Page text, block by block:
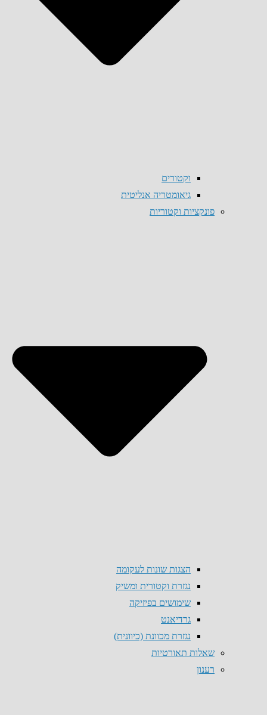
וקטורים
גיאומטריה אנליטית
פונקציות וקטוריות
הצגות שונות לעקומה
נגזרת וקטורית ומשיק
שימושים בפיזיקה
גרדיאנט
נגזרת מכוונת (כיוונית)
שאלות תאורטיות
רענון